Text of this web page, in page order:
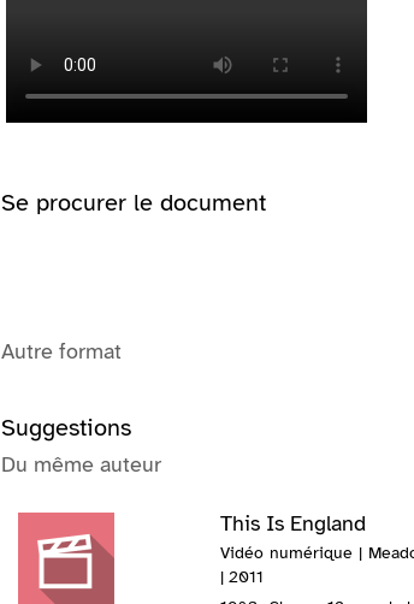
Se procurer le document
Autre format
Suggestions
Du même auteur
This Is England
Vidéo numérique |
| 2011